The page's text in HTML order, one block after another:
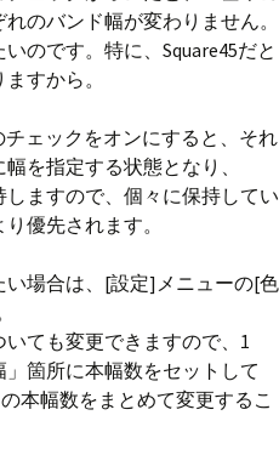
のバンド幅が変わりません。
のです。特に、Square45だと
すから。
ェックをオンにすると、それ
を指定する状態となり、
ますので、個々に保持してい
優先されます。
場合は、[設定]メニューの[色
ても変更できますので、1
箇所に本幅数をセットして
本幅数をまとめて変更するこ